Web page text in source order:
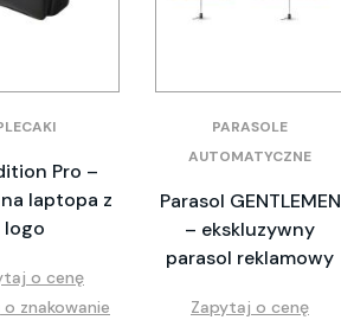
Pro –
laptopa z
logo
o cenę
znakowanie
PARASOLE
AUTOMATYCZNE
Parasol GENTLEMEN
– ekskluzywny
parasol reklamowy
Zapytaj o cenę